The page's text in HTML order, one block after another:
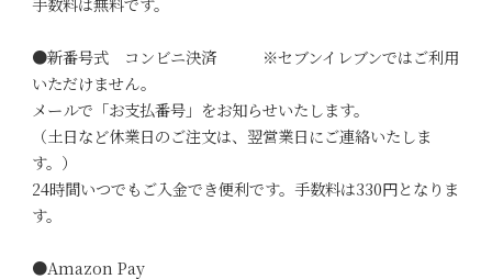
●新番号式 コンビニ決済 ※セブンイレブンではご利用
いただけません。
メールで「お支払番号」をお知らせいたします。
（土日など休業日のご注文は、翌営業日にご連絡いたしま
す。）
24時間いつでもご入金でき便利です。手数料は330円となりま
す。
●Amazon Pay